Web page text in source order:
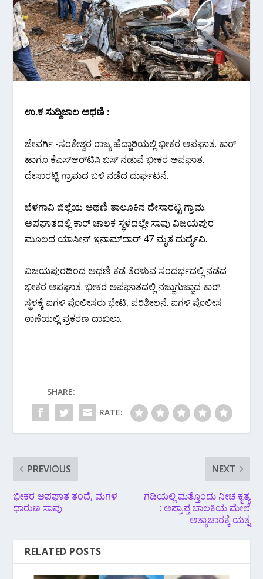
ಉ.ಕ ಸುದ್ದಿಜಾಲ ಅಥಣಿ :
ಜೇವರ್ಗಿ -ಸಂಕೇಶ್ವರ ರಾಜ್ಯ ಹೆದ್ದಾರಿಯಲ್ಲಿ ಭೀಕರ ಅಪಘಾತ. ಕಾರ್‌
ಹಾಗೂ ಕೆಎಸ್ಆರ್‌ಟಿಸಿ ಬಸ್ ನಡುವೆ ಭೀಕರ ಅಪಘಾತ.
ದೇಸಾರಟ್ಟಿ ಗ್ರಾಮದ ಬಳಿ ನಡೆದ ದುರ್ಘಟನೆ.
ಬೆಳಗಾವಿ ಜಿಲ್ಲೆಯ ಅಥಣಿ ತಾಲೂಕಿನ ದೇಸಾರಟ್ಟಿ ಗ್ರಾಮ.
ಅಪಘಾತದಲ್ಲಿ ಕಾರ್ ಚಾಲಕ ಸ್ಥಳದಲ್ಲೇ ಸಾವು ವಿಜಯಪುರ
ಮೂಲದ ಯಾಸೀನ್ ಇನಾಮ್‌ದಾರ್ 47 ಮೃತ ದುರ್ದೈವಿ.
ವಿಜಯಪುರದಿಂದ ಅಥಣಿ ಕಡೆ ತೆರಳುವ ಸಂದರ್ಭದಲ್ಲಿ ನಡೆದ
ಭೀಕರ ಅಪಘಾತ. ಭೀಕರ ಅಪಘಾತದಲ್ಲಿ ನಜ್ಜುಗುಜ್ಜಾದ ಕಾರ್.
ಸ್ಥಳಕ್ಕೆ ಐಗಳಿ ಪೊಲೀಸರು ಭೇಟಿ, ಪರಿಶೀಲನೆ. ಐಗಳಿ ಪೊಲೀಸ
ಠಾಣೆಯಲ್ಲಿ ಪ್ರಕರಣ ದಾಖಲು.
SHARE:
RATE:
PREVIOUS
ಭೀಕರ ಅಪಘಾತ ತಂದೆ, ಮಗಳ
ಧಾರುಣ ಸಾವು
NEXT
ಗಡಿಯಲ್ಲಿ ಮತ್ತೊಂದು ನೀಚ ಕೃತ್ಯ
: ಅಪ್ರಾಪ್ತ ಬಾಲಕಿಯ ಮೇಲೆ
ಅತ್ಯಾಚಾರಕ್ಕೆ ಯತ್ನ
RELATED POSTS